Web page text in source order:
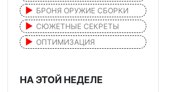
БРОНЯ ОРУЖИЕ СБОРКИ
СЮЖЕТНЫЕ СЕКРЕТЫ
ОПТИМИЗАЦИЯ
НА ЭТОЙ НЕДЕЛЕ